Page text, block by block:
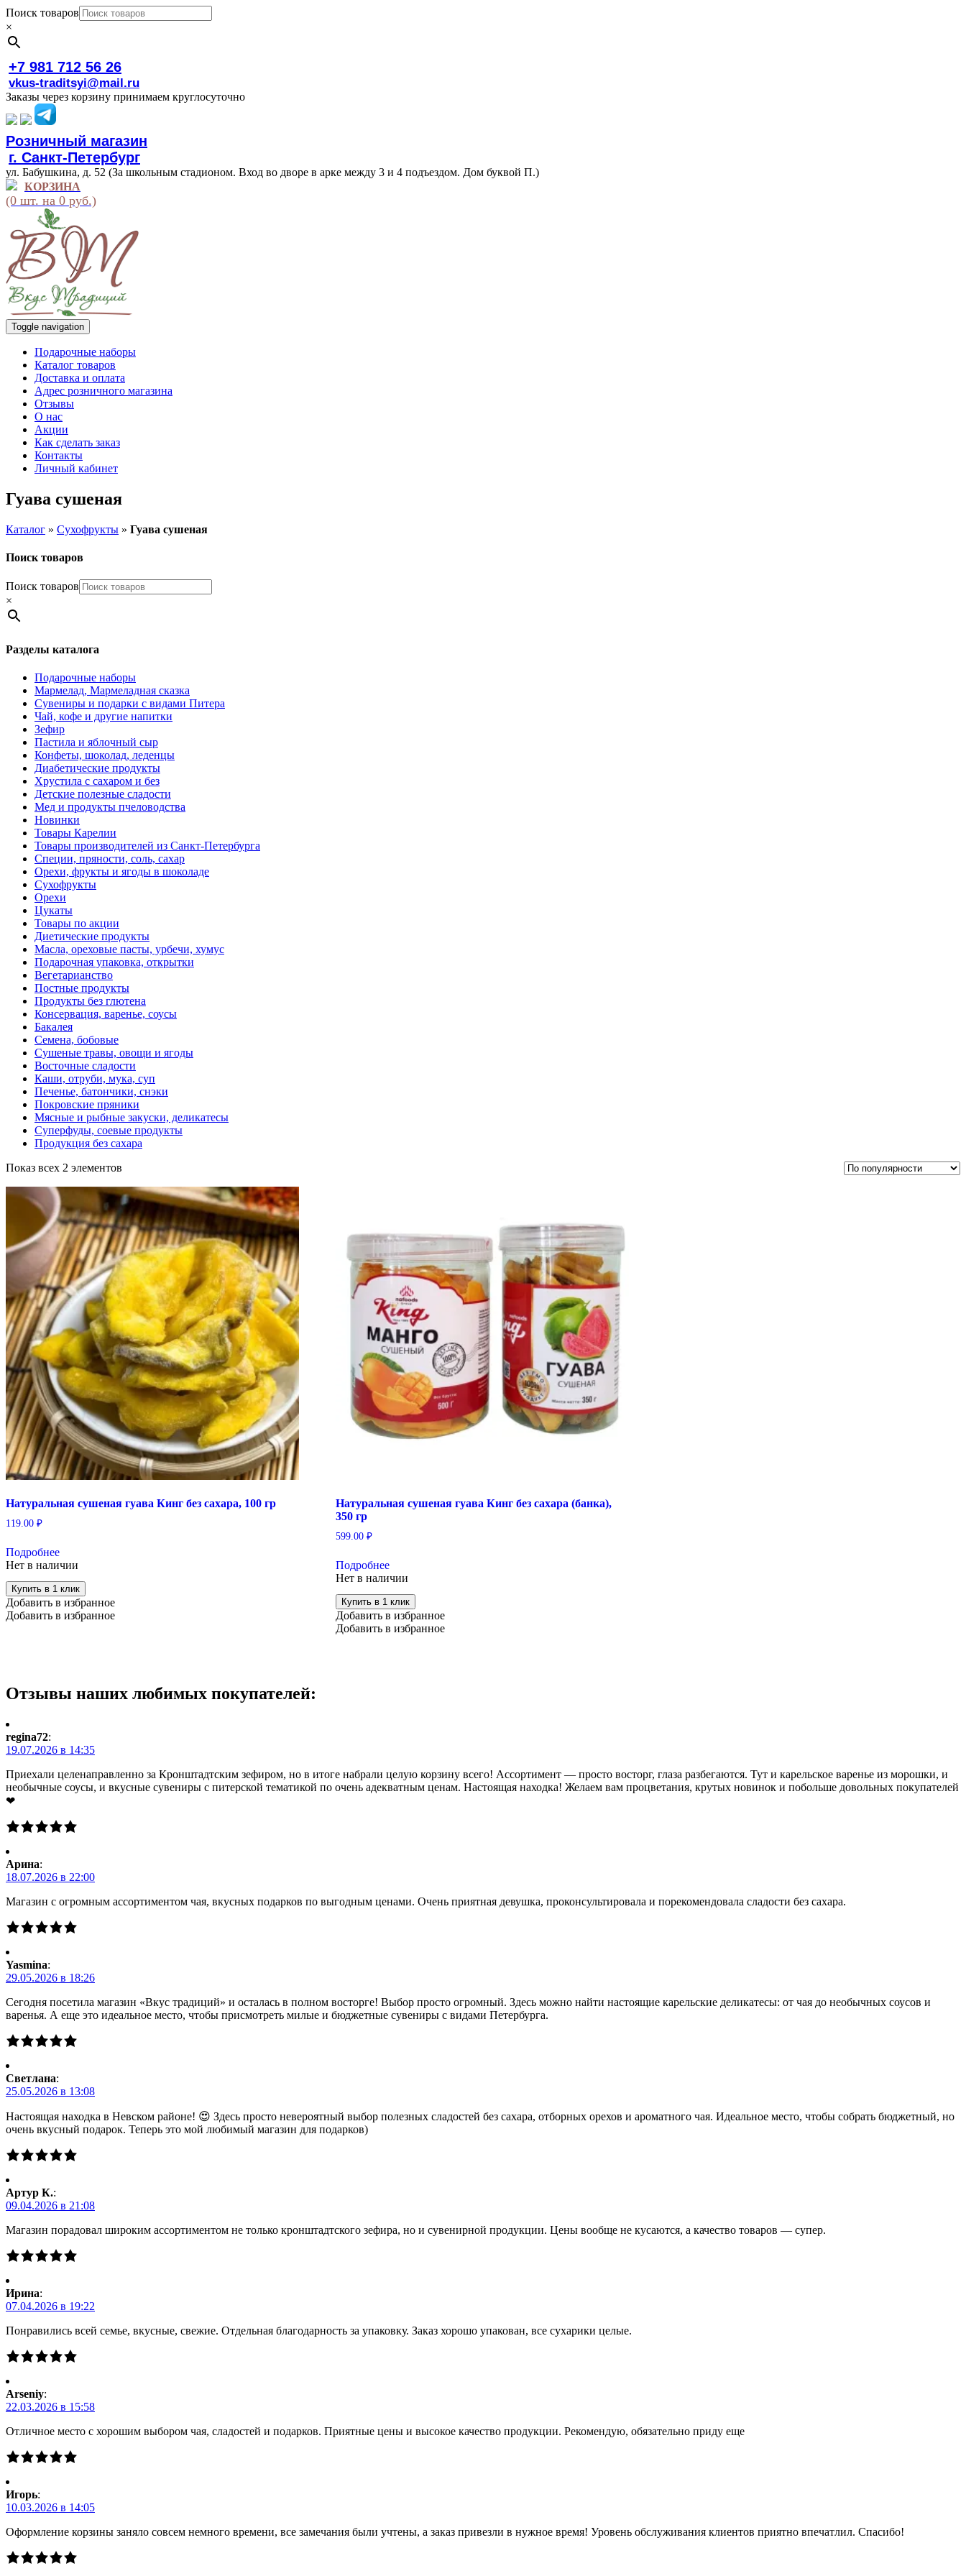
Поиск товаров
×
+7 981 712 56 26
vkus-traditsyi@mail.ru
Заказы через корзину принимаем круглосуточно
Розничный магазин
г. Санкт-Петербург
ул. Бабушкина, д. 52 (За школьным стадионом. Вход во дворе в арке между 3 и 4 подъездом. Дом буквой П.)
КОРЗИНА
(0 шт. на 0 руб.)
Toggle navigation
Подарочные наборы
Каталог товаров
Доставка и оплата
Адрес розничного магазина
Отзывы
О нас
Акции
Как сделать заказ
Контакты
Личный кабинет
Гуава сушеная
Каталог » Сухофрукты » Гуава сушеная
Поиск товаров
Поиск товаров
×
Разделы каталога
Подарочные наборы
Мармелад, Мармеладная сказка
Сувениры и подарки с видами Питера
Чай, кофе и другие напитки
Зефир
Пастила и яблочный сыр
Конфеты, шоколад, леденцы
Диабетические продукты
Хрустила с сахаром и без
Детские полезные сладости
Мед и продукты пчеловодства
Новинки
Товары Карелии
Товары производителей из Санкт-Петербурга
Специи, пряности, соль, сахар
Орехи, фрукты и ягоды в шоколаде
Сухофрукты
Орехи
Цукаты
Товары по акции
Диетические продукты
Масла, ореховые пасты, урбечи, хумус
Подарочная упаковка, открытки
Вегетарианство
Постные продукты
Продукты без глютена
Консервация, варенье, соусы
Бакалея
Семена, бобовые
Сушеные травы, овощи и ягоды
Восточные сладости
Каши, отруби, мука, суп
Печенье, батончики, снэки
Покровские пряники
Мясные и рыбные закуски, деликатесы
Суперфуды, соевые продукты
Продукция без сахара
Показ всех 2 элементов
Натуральная сушеная гуава Кинг без сахара, 100 гр
119.00 ₽
Подробнее
Нет в наличии
Купить в 1 клик
Добавить в избранное
Добавить в избранное
Натуральная сушеная гуава Кинг без сахара (банка),
350 гр
599.00 ₽
Подробнее
Нет в наличии
Купить в 1 клик
Добавить в избранное
Добавить в избранное
Отзывы наших любимых покупателей:
regina72:
19.07.2026 в 14:35
Приехали целенаправленно за Кронштадтским зефиром, но в итоге набрали целую корзину всего! Ассортимент — просто восторг, глаза разбегаются. Тут и карельское варенье из морошки, и
необычные соусы, и вкусные сувениры с питерской тематикой по очень адекватным ценам. Настоящая находка! Желаем вам процветания, крутых новинок и побольше довольных покупателей
❤
Арина:
18.07.2026 в 22:00
Магазин с огромным ассортиментом чая, вкусных подарков по выгодным ценами. Очень приятная девушка, проконсультировала и порекомендовала сладости без сахара.
Yasmina:
29.05.2026 в 18:26
Сегодня посетила магазин «Вкус традиций» и осталась в полном восторге! Выбор просто огромный. Здесь можно найти настоящие карельские деликатесы: от чая до необычных соусов и
варенья. А еще это идеальное место, чтобы присмотреть милые и бюджетные сувениры с видами Петербурга.
Светлана:
25.05.2026 в 13:08
Настоящая находка в Невском районе! 😍 Здесь просто невероятный выбор полезных сладостей без сахара, отборных орехов и ароматного чая. Идеальное место, чтобы собрать бюджетный, но
очень вкусный подарок. Теперь это мой любимый магазин для подарков)
Артур К.:
09.04.2026 в 21:08
Магазин порадовал широким ассортиментом не только кронштадтского зефира, но и сувенирной продукции. Цены вообще не кусаются, а качество товаров — супер.
Ирина:
07.04.2026 в 19:22
Понравились всей семье, вкусные, свежие. Отдельная благодарность за упаковку. Заказ хорошо упакован, все сухарики целые.
Arseniy:
22.03.2026 в 15:58
Отличное место с хорошим выбором чая, сладостей и подарков. Приятные цены и высокое качество продукции. Рекомендую, обязательно приду еще
Игорь:
10.03.2026 в 14:05
Оформление корзины заняло совсем немного времени, все замечания были учтены, а заказ привезли в нужное время! Уровень обслуживания клиентов приятно впечатлил. Спасибо!